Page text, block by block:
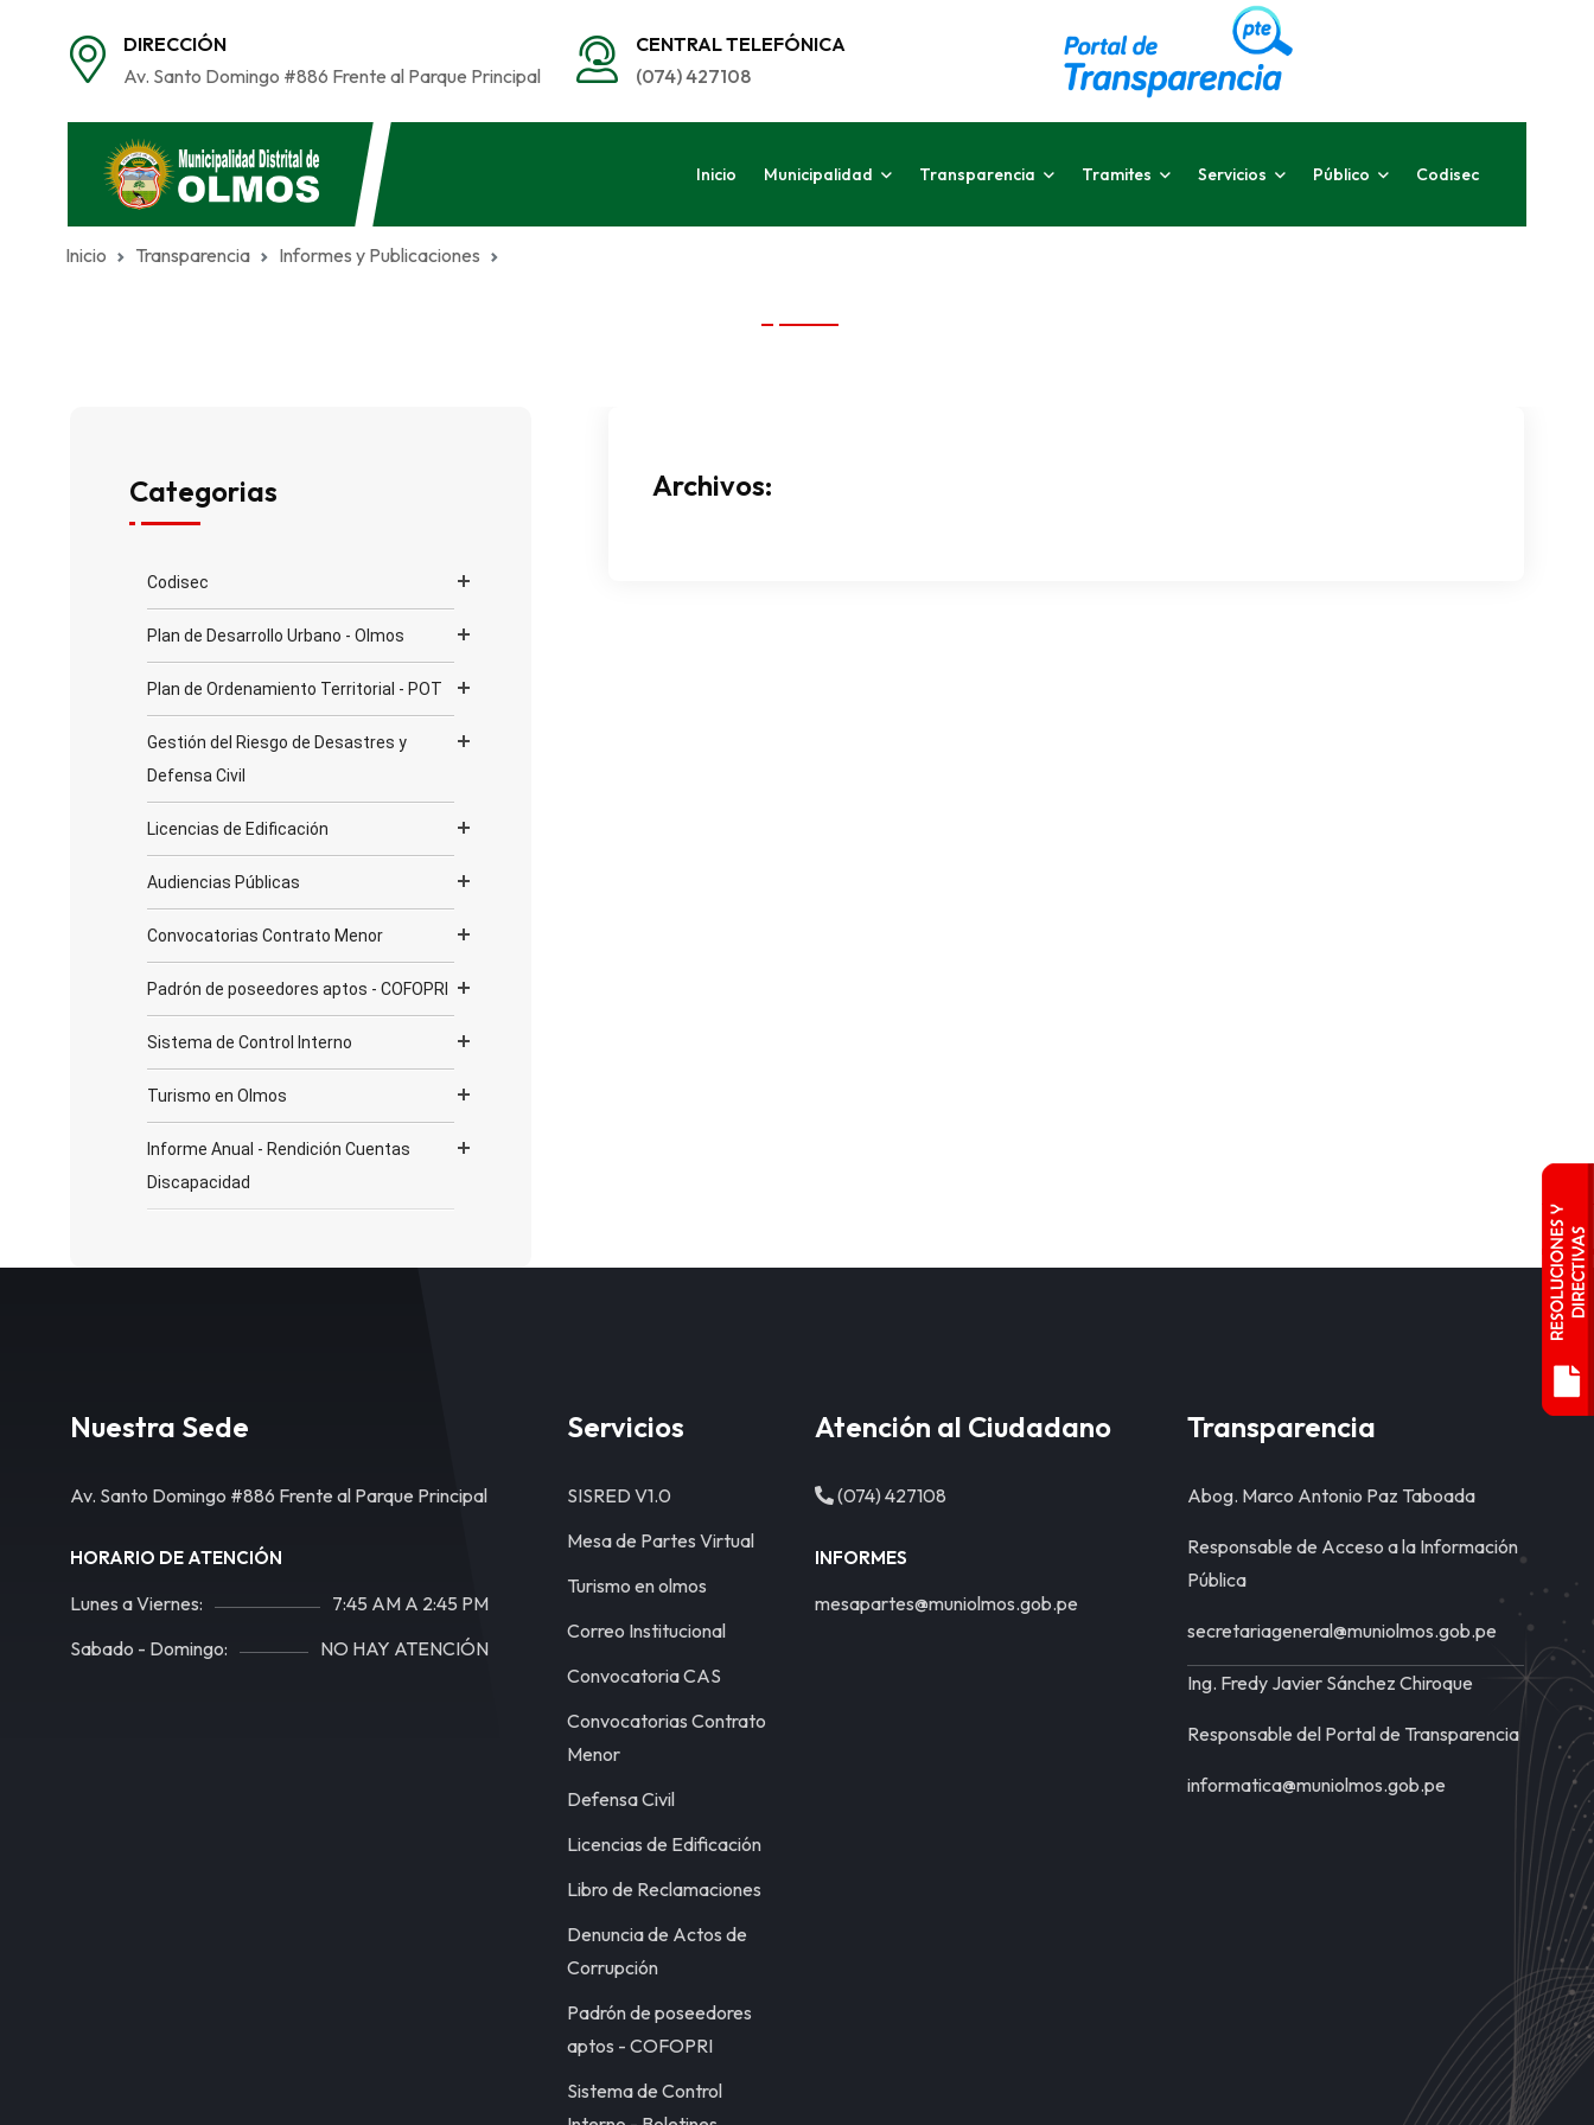
DIRECCIÓN
Av. Santo Domingo #886 Frente al Parque Principal
CENTRAL TELEFÓNICA
(074) 427108
Inicio Municipalidad Transparencia Tramites Servicios Público Codisec
Inicio Transparencia Informes y Publicaciones
Archivos:
Categorias
Codisec
Plan de Desarrollo Urbano - Olmos
Plan de Ordenamiento Territorial - POT
Gestión del Riesgo de Desastres y
Defensa Civil
Licencias de Edificación
Audiencias Públicas
Convocatorias Contrato Menor
Padrón de poseedores aptos - COFOPRI
Sistema de Control Interno
Turismo en Olmos
Informe Anual - Rendición Cuentas
Discapacidad
Nuestra Sede
Av. Santo Domingo #886 Frente al Parque Principal
HORARIO DE ATENCIÓN
Lunes a Viernes:
7:45 AM A 2:45 PM
Sabado - Domingo:
NO HAY ATENCIÓN
Servicios
SISRED V1.0
Mesa de Partes Virtual
Turismo en olmos
Correo Institucional
Convocatoria CAS
Convocatorias Contrato
Menor
Defensa Civil
Licencias de Edificación
Libro de Reclamaciones
Denuncia de Actos de
Corrupción
Padrón de poseedores
aptos - COFOPRI
Sistema de Control
Atención al Ciudadano
(074) 427108
INFORMES
mesapartes@muniolmos.gob.pe
Transparencia
Abog. Marco Antonio Paz Taboada
Responsable de Acceso a la Información
Pública
secretariageneral@muniolmos.gob.pe
Ing. Fredy Javier Sánchez Chiroque
Responsable del Portal de Transparencia
informatica@muniolmos.gob.pe